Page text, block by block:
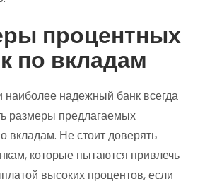
процентных
по вкладам
наиболее надежный банк всегда
размеры предлагаемых
вкладам. Не стоит доверять
которые пытаются привлечь
высоких процентов, если